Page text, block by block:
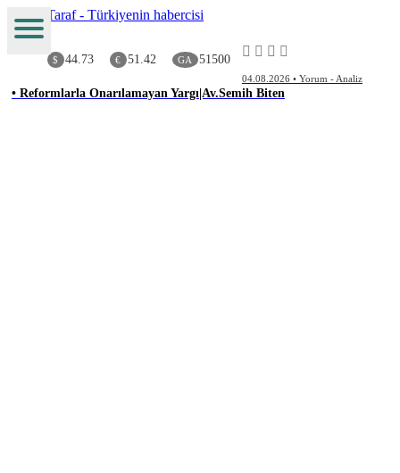
$ 44.73 € 51.42 GA 51500
04.08.2026 • Yorum - Analiz
• Reformlarla Onarılamayan Yargı|Av.Semih Biten